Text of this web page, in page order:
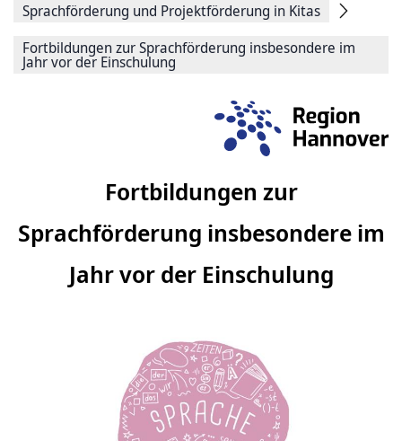
Sprachförderung und Projektförderung in Kitas
Fortbildungen zur Sprachförderung insbesondere im
Jahr vor der Einschulung
Fortbildungen zur
Sprachförderung insbesondere im
Jahr vor der Einschulung